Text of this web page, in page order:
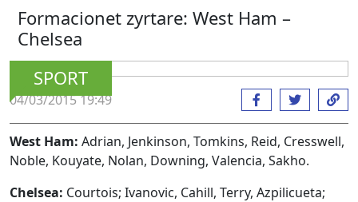
Formacionet zyrtare: West Ham –
Chelsea
SPORT
04/03/2015 19:49
West Ham: Adrian, Jenkinson, Tomkins, Reid, Cresswell,
Noble, Kouyate, Nolan, Downing, Valencia, Sakho.
Chelsea: Courtois; Ivanovic, Cahill, Terry, Azpilicueta;